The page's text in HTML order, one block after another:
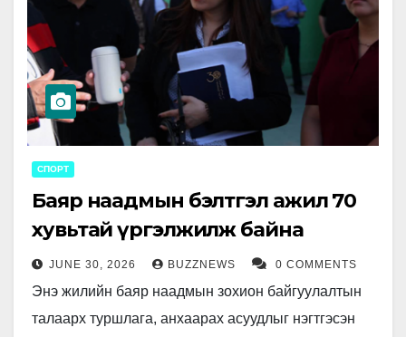
СПОРТ
Баяр наадмын бэлтгэл ажил 70
хувьтай үргэлжилж байна
JUNE 30, 2026 BUZZNEWS 0 COMMENTS
Энэ жилийн баяр наадмын зохион байгуулалтын
талаарх туршлага, анхаарах асуудлыг нэгтгэсэн